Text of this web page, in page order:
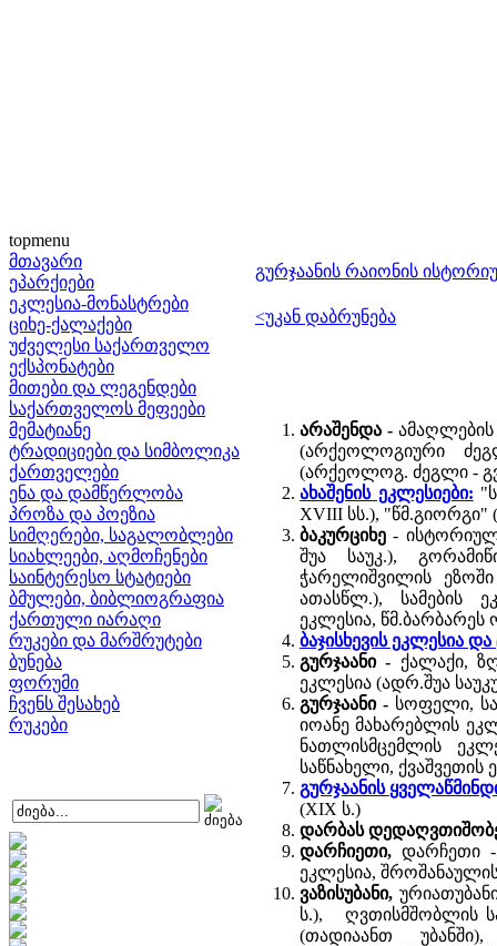
topmenu
მთავარი
ეპარქიები
ეკლესია-მონასტრები
ციხე-ქალაქები
უძველესი საქართველო
ექსპონატები
მითები და ლეგენდები
საქართველოს მეფეები
მემატიანე
ტრადიციები და სიმბოლიკა
ქართველები
ენა და დამწერლობა
პროზა და პოეზია
სიმღერები, საგალობლები
სიახლეები, აღმოჩენები
საინტერესო სტატიები
ბმულები, ბიბლიოგრაფია
ქართული იარაღი
რუკები და მარშრუტები
ბუნება
ფორუმი
ჩვენს შესახებ
რუკები
გურჯაანის რაიონის
<უკან დაბრუნება
არაშენდა -
(არქეოლოგიური
(არქეოლოგ. ძეგლი -
ახაშენის ეკლესიები:
XVIII სს.), "წმ.გიორგი"
ბაკურციხე-
შუა საუკ.),
ჭარელიშვილის ეზოში
ათასწლ.), სამების
ეკლესია, წმ.ბარბარეს
ბაჯისხევის ეკლესია და
გურჯაანი - ქალაქი,
ეკლესია (ადრ.შუა
გურჯაანი - სოფელი,
იოანე მახარებლის
ნათლისმცემლის
საწნახელი, ქვაშვეთის
გურჯაანის
(XIX ს.)
დარბას
დარჩიეთი, დარჩეთი -
ეკლესია,
ვაზისუბანი,
ს.), ღვთისმშობლის
(თადიაანთ